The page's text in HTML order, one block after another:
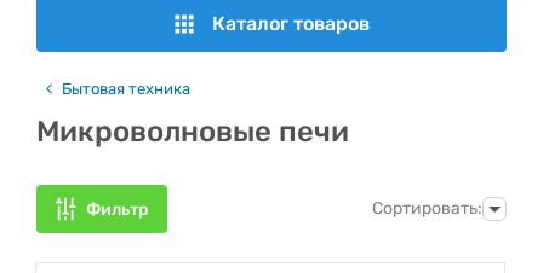
Каталог товаров
Бытовая техника
Микроволновые печи
Фильтр Сортировать: